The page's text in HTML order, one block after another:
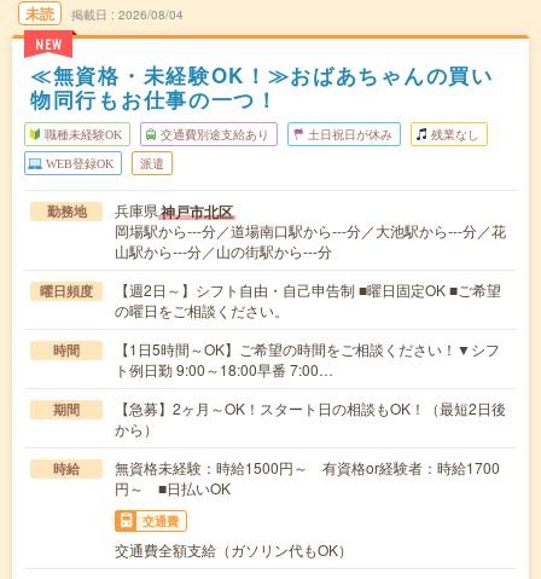
未読
NEW
掲載日 2026/08/04
≪無資格・未経験OK！≫おばあちゃんの買い
物同行もお仕事の一つ！
職種未経験OK 交通費別途支給あり 土日祝日が休み 残業なし
WEB登録OK 派遣
勤務地 兵庫県神戸市北区
岡場駅から---分／道場南口駅から---分／大池駅から---分／花
山駅から---分／山の街駅から---分
曜日頻度
【週2日～】シフト自由・自己申告制 ■曜日固定OK ■ご希望
の曜日をご相談ください。
時間
【1日5時間～OK】ご希望の時間をご相談ください！▼シフ
ト例日勤 9:00～18:00早番 7:00…
期間
【急募】2ヶ月～OK！スタート日の相談もOK！（最短2日後
から）
時給
無資格未経験：時給1500円～ 有資格or経験者：時給1700
円～ ■日払いOK
交通費
交通費全額支給（ガソリン代もOK）